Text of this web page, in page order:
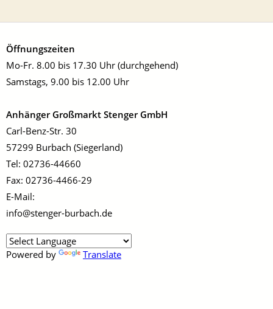
Öffnungszeiten
Mo-Fr. 8.00 bis 17.30 Uhr (durchgehend)
Samstags, 9.00 bis 12.00 Uhr
Anhänger Großmarkt Stenger GmbH
Carl-Benz-Str. 30
57299 Burbach (Siegerland)
Tel: 02736-44660
Fax: 02736-4466-29
E-Mail:
info@stenger-burbach.de
Powered by Translate